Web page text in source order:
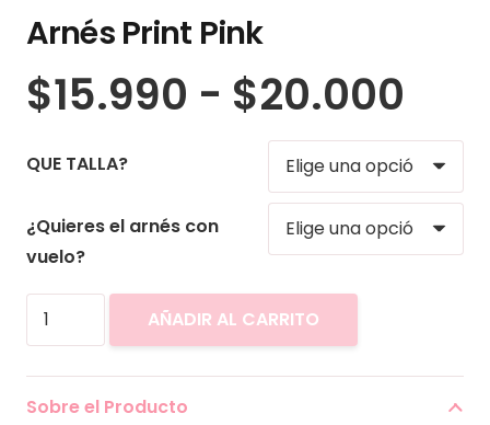
Arnés Print Pink
$15.990 - $20.000
de
QUE TALLA?
¿Quieres el arnés con
vuelo?
Arnés
Print
cantidad
AÑADIR AL CARRITO
Sobre el Producto